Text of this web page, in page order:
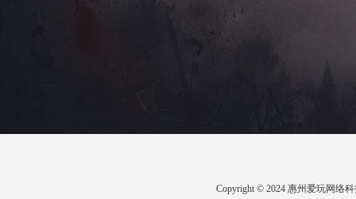
Copyright © 2024 惠州爱玩网络